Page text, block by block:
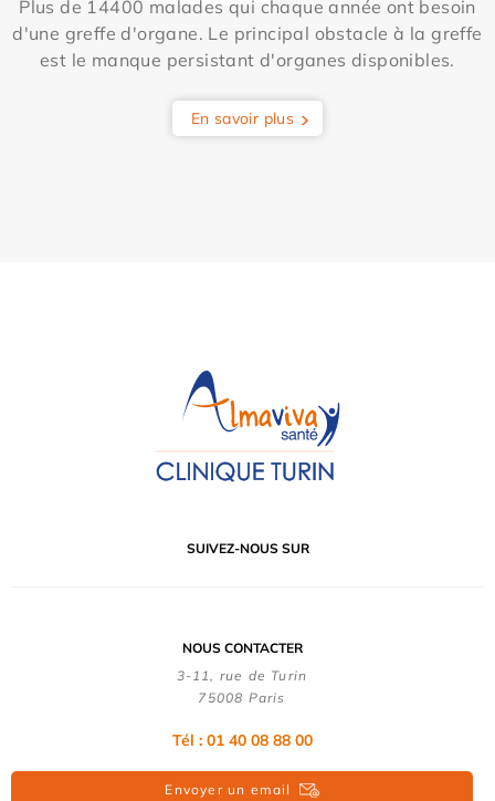
Plus de 14400 malades qui chaque année ont besoin
d'une greffe d'organe. Le principal obstacle à la greffe
est le manque persistant d'organes disponibles.
En savoir plus
SUIVEZ-NOUS SUR
NOUS CONTACTER
3-11, rue de Turin
75008 Paris
Tél : 01 40 08 88 00
Envoyer un email